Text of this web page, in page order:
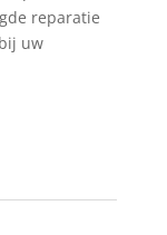
reparatie
uw